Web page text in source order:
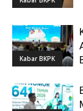
Kabar BKPK